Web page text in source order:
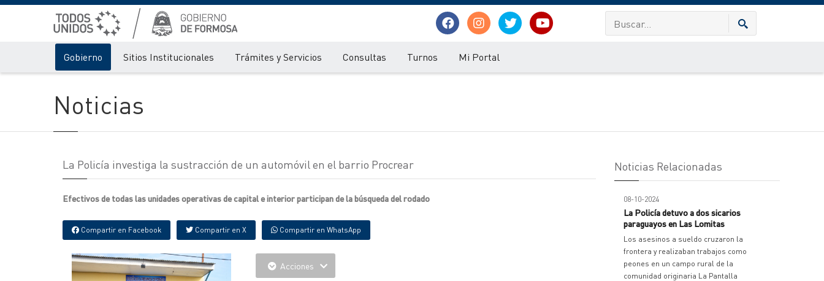
Gobierno Sitios Institucionales Trámites y Servicios Consultas Turnos Mi Portal
Noticias
La Policía investiga la sustracción de un automóvil en el barrio Procrear
Efectivos de todas las unidades operativas de capital e interior participan de la búsqueda del rodado
Compartir en Facebook Compartir en X Compartir en WhatsApp
Acciones
Noticias Relacionadas
08-10-2024
La Policía detuvo a dos sicarios
paraguayos en Las Lomitas
Los asesinos a sueldo cruzaron la
frontera y realizaban trabajos como
peones en un campo rural de la
comunidad originaria La Pantalla